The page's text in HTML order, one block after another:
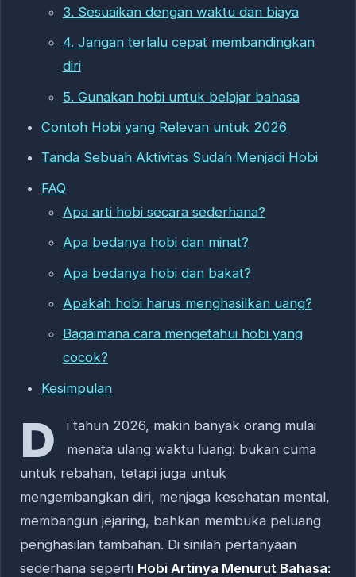
3. Sesuaikan dengan waktu dan biaya
4. Jangan terlalu cepat membandingkan
diri
5. Gunakan hobi untuk belajar bahasa
Contoh Hobi yang Relevan untuk 2026
Tanda Sebuah Aktivitas Sudah Menjadi Hobi
FAQ
Apa arti hobi secara sederhana?
Apa bedanya hobi dan minat?
Apa bedanya hobi dan bakat?
Apakah hobi harus menghasilkan uang?
Bagaimana cara mengetahui hobi yang
cocok?
Kesimpulan
D
i tahun 2026, makin banyak orang mulai
menata ulang waktu luang: bukan cuma
untuk rebahan, tetapi juga untuk
mengembangkan diri, menjaga kesehatan mental,
membangun jejaring, bahkan membuka peluang
penghasilan tambahan. Di sinilah pertanyaan
sederhana seperti Hobi Artinya Menurut Bahasa: